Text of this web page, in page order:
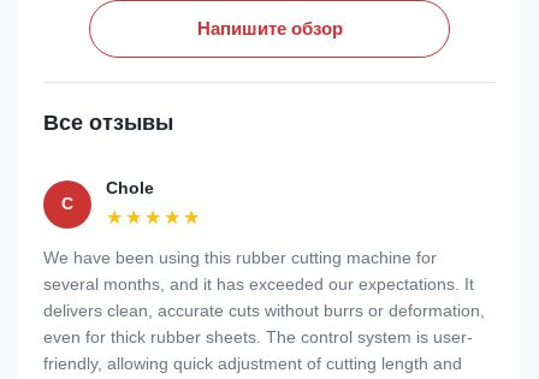
Напишите обзор
Все отзывы
C
Chole
★★★★★
★★★★★
We have been using this rubber cutting machine for
several months, and it has exceeded our expectations. It
delivers clean, accurate cuts without burrs or deformation,
even for thick rubber sheets. The control system is user-
friendly, allowing quick adjustment of cutting length and